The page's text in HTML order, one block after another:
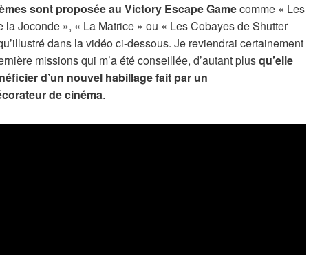
sont proposée au Victory Escape Gamecomme « Les
la Joconde », « La Matrice » ou « Les Cobayes de Shutter
dans la vidéo ci-dessous. Je reviendrai certainement
missions qui m’a été conseillée, d’autant plusqu’elle
d’un nouvel habillage fait par un
de cinéma.